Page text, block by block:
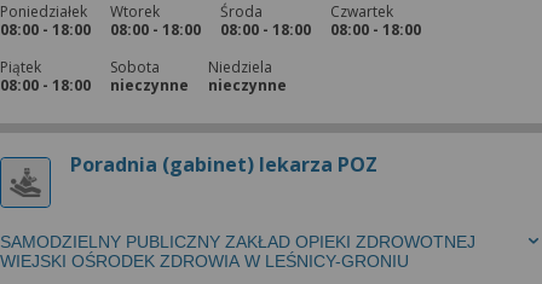
Poniedziałek
08:00 - 18:00
Wtorek
08:00 - 18:00
Środa
08:00 - 18:00
Czwartek
08:00 - 18:00
Piątek
08:00 - 18:00
Sobota
nieczynne
Niedziela
nieczynne
Poradnia (gabinet) lekarza POZ
SAMODZIELNY PUBLICZNY ZAKŁAD OPIEKI ZDROWOTNEJ
WIEJSKI OŚRODEK ZDROWIA W LEŚNICY-GRONIU